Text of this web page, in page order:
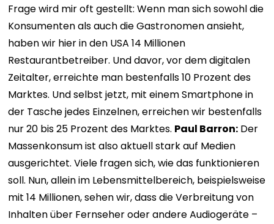
Frage wird mir oft gestellt: Wenn man sich sowohl die
Konsumenten als auch die Gastronomen ansieht,
haben wir hier in den USA 14 Millionen
Restaurantbetreiber. Und davor, vor dem digitalen
Zeitalter, erreichte man bestenfalls 10 Prozent des
Marktes. Und selbst jetzt, mit einem Smartphone in
der Tasche jedes Einzelnen, erreichen wir bestenfalls
nur 20 bis 25 Prozent des Marktes. Paul Barron: Der
Massenkonsum ist also aktuell stark auf Medien
ausgerichtet. Viele fragen sich, wie das funktionieren
soll. Nun, allein im Lebensmittelbereich, beispielsweise
mit 14 Millionen, sehen wir, dass die Verbreitung von
Inhalten über Fernseher oder andere Audiogeräte –